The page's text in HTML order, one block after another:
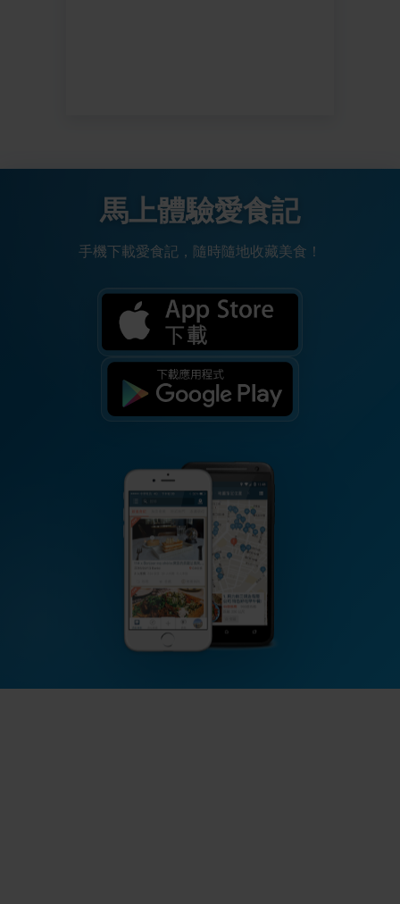
馬上體驗愛食記
手機下載愛食記，隨時隨地收藏美食！